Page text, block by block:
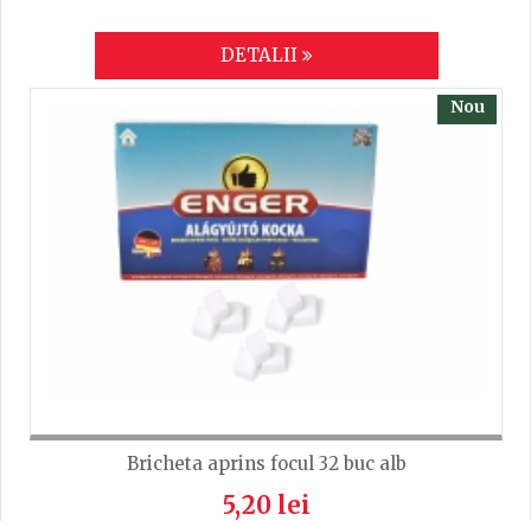
DETALII
Nou
Bricheta aprins focul 32 buc alb
5,20 lei